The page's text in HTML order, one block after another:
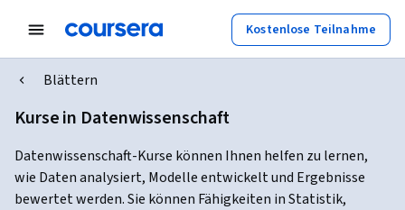
Kostenlose Teilnahme
Blättern
Kurse in Datenwissenschaft
Datenwissenschaft-Kurse können Ihnen helfen zu lernen,
wie Daten analysiert, Modelle entwickelt und Ergebnisse
bewertet werden. Sie können Fähigkeiten in Statistik,